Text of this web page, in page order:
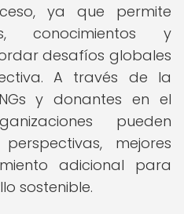
ya que permite
conocimientos y
desafíos globales
A través de la
y donantes en el
pueden
mejores
adicional para
sostenible.